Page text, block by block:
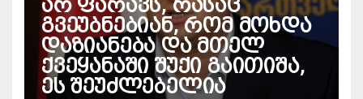
არ ფარავს, რასაც
გვეუბნებიან, რომ მოხდა
დაზიანება და მთელ
ქვეყანაში შუქი გაითიშა,
ეს შეუძლებელია